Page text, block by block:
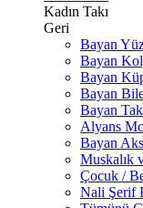
Kadın Takı
Geri
Bayan
Bayan
Bayan
Bayan
Bayan
Alyans
Bayan
Muskalık
Çocuk /
Nali Şerif